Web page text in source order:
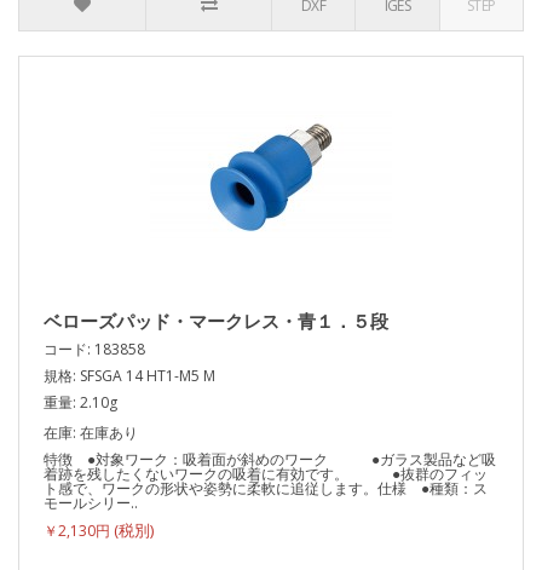
DXF IGES STEP
ベローズパッド・マークレス・青１．５段
コード: 183858
規格: SFSGA 14 HT1-M5 M
重量: 2.10g
在庫: 在庫あり
特徴 ●対象ワーク：吸着面が斜めのワーク ●ガラス製品など吸
着跡を残したくないワークの吸着に有効です。 ●抜群のフィッ
ト感で、ワークの形状や姿勢に柔軟に追従します。仕様 ●種類：ス
モールシリー..
￥2,130円